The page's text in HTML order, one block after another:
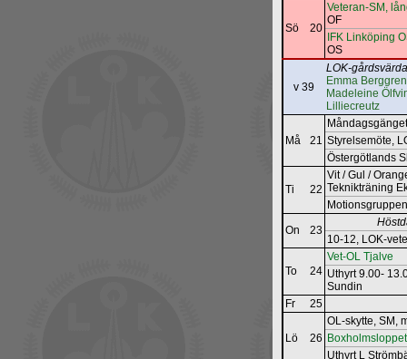
Sö 20
Veteran-SM,
OF
IFK Linköping
OS
v 39
LOK-
Emma Berggren
Madeleine
Lilliecreutz
Må 21 Styrelsemöte,
Östergötlands
Ti 22
Vit / Gul /
Teknikträning
On
23
10-12,
To 24
Vet-OL Tjalve
Uthyrt 9.00-
Sundin
Fr
25
Lö 26
OL-skytte, SM,
Uthyrt L